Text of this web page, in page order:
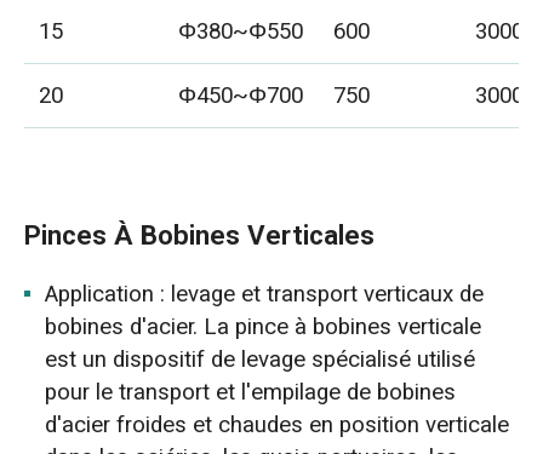
15
Φ380~Φ550 600
3000
20
Φ450~Φ700 750 3000
Pinces À Bobines Verticales
Application : levage et transport verticaux de
bobines d'acier. La pince à bobines verticale
est un dispositif de levage spécialisé utilisé
pour le transport et l'empilage de bobines
d'acier froides et chaudes en position verticale